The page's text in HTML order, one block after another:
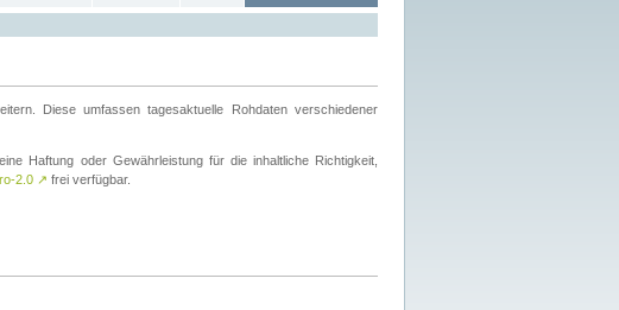
Diese umfassen tagesaktuelle Rohdaten verschiedener
Haftung oder Gewährleistung für die inhaltliche Richtigkeit,
2.0 ↗ frei verfügbar.